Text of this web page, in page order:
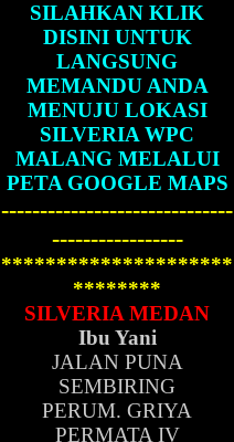
SILAHKAN KLIK
DISINI UNTUK
LANGSUNG
MEMANDU ANDA
MENUJU LOKASI
SILVERIA WPC
MALANG MELALUI
PETA GOOGLE MAPS
------------------------------
-----------------
*********************
********
SILVERIA MEDAN
Ibu Yani
JALAN PUNA
SEMBIRING
PERUM. GRIYA
PERMATA IV